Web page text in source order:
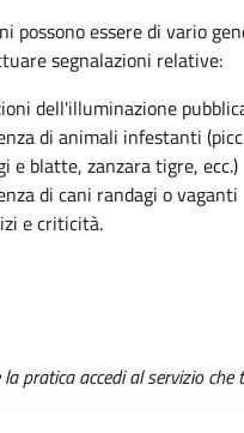
possono essere di vario
segnalazioni relative:
dell'illuminazione
di animali infestanti
e blatte, zanzara tigre, ecc.)
di cani randagi o vaganti
e criticità.
pratica accedi al servizio che